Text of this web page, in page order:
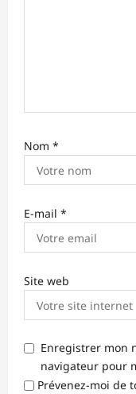
Nom *
E-mail *
Site web
Enregistrer mon
navigateur pour
Prévenez-moi de